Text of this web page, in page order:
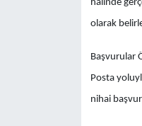
halinde
olarak
Başvurular
Posta
nihai